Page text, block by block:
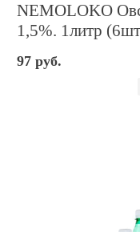
NEMOLOKO
1,5%. 1литр
97 руб.